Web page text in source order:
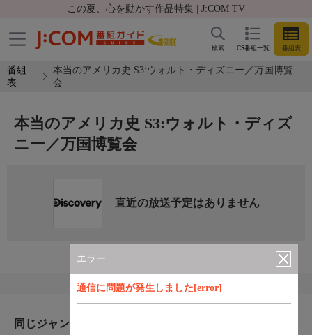
この夏、心を動かす作品特集 | J:COM TV
CS番組一覧 番組表
検索
番組
表
本当のアメリカ史 S3:ウォルト・ディズニー／万国博覧
会
エラー
通信に問題が発生しました[error]
本当のアメリカ史 S3:ウォルト・ディズ
ニー／万国博覧会
直近の放送予定はありません
同じジャンルのおすすめ番組